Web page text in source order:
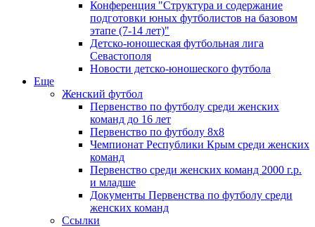
Конференция "Структура и содержание
подготовки юных футболистов на базовом
этапе (7-14 лет)"
Детско-юношеская футбольная лига
Севастополя
Новости детско-юношеского футбола
Еще
Женский футбол
Первенство по футболу среди женских
команд до 16 лет
Первенство по футболу 8х8
Чемпионат Республики Крым среди женских
команд
Первенство среди женских команд 2000 г.р.
и младше
Документы Первенства по футболу среди
женских команд
Ссылки